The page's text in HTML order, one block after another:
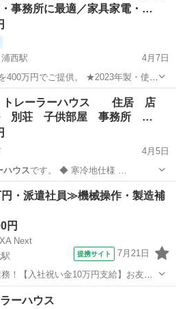
事務所に最適／家具家電・…
西駅
4月7日
万円でご提供。 ★2023年製・使用
スペック】 ・メー
イズ：約6m（ハウス部分） ・設
西駅 トレーラーハウス
トレーラーハウス 住居 店
別荘 子供部屋 事務所 …
4月5日
ハウス です。 ◆ 寒冷地仕様 …
トレーラーハウス
・派遣社員≫機械操作・製造補
円
Next
提携サイト 7月21日
！【入社祝い金10万円支給】お友達
129日＆休出なしでプライベート充
作業◎自社正社員登用制度あり★1食
その他
ーハウス